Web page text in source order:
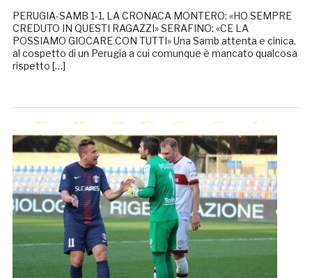
PERUGIA-SAMB 1-1, LA CRONACA MONTERO: «HO SEMPRE
CREDUTO IN QUESTI RAGAZZI» SERAFINO: «CE LA
POSSIAMO GIOCARE CON TUTTI» Una Samb attenta e cinica,
al cospetto di un Perugia a cui comunque è mancato qualcosa
rispetto […]